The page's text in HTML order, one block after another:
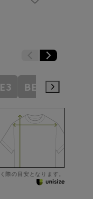
BE4 BE5
際の目安となります。